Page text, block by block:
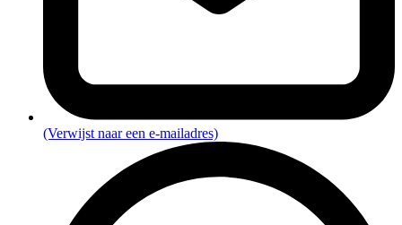
(Verwijst naar een e-mailadres)